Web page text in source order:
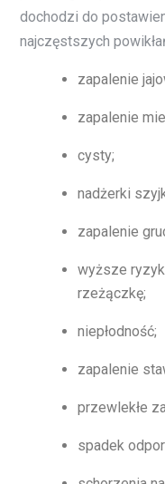
dochodzi do
najczęstszych
zapalenie
zapalenie
cysty;
nadżerki
zapalenie
wyższe
rzeżączkę;
niepłodność;
zapalenie
przewlekłe
spadek